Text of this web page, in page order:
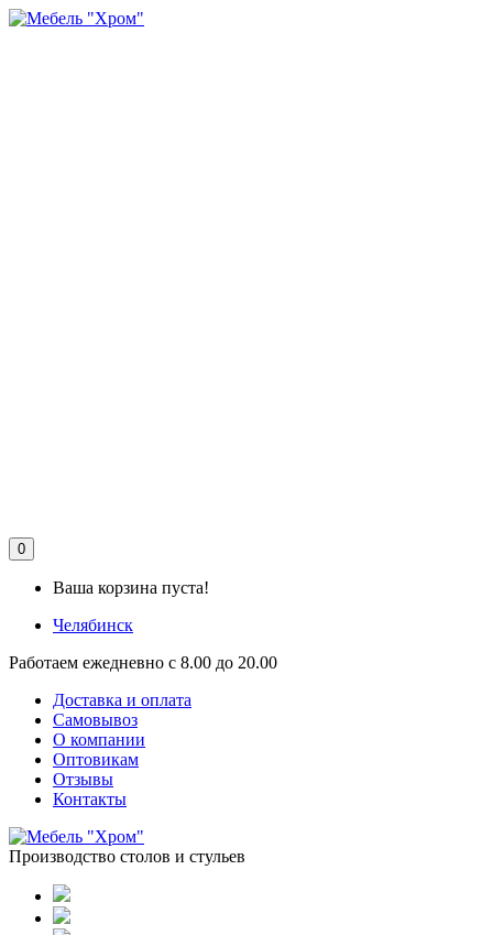
0
Ваша корзина пуста!
Челябинск
Работаем ежедневно с 8.00 до 20.00
Доставка и оплата
Самовывоз
О компании
Оптовикам
Отзывы
Контакты
Производство столов и стульев